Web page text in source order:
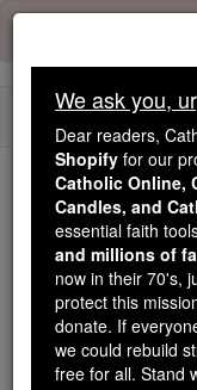
Skip
content
We ask you,
Online, Catholic
We ask you,
Dear readers,
Shopify for our
Catholic Online,
Candles, and
essential faith
and millions of
now in their 70's,
protect this
donate. If
we could rebuild
free for all. Stand